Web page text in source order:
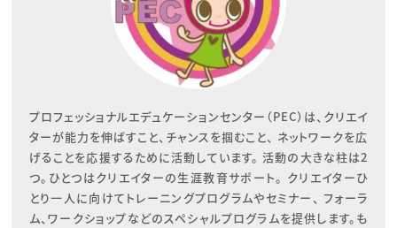
プロフェッショナルエデュケーションセンター（PEC）は、クリエイ
ターが能力を伸ばすこと、チャンスを掴むこと、 ネットワークを広
げることを応援するために活動しています。 活動の大きな柱は2
つ。ひとつはクリエイターの生涯教育サポート。 クリエイターひ
とり一人に向けてトレーニングプログラムやセミナー、 フォーラ
ム、ワークショップなどのスペシャルプログラムを提供します。も